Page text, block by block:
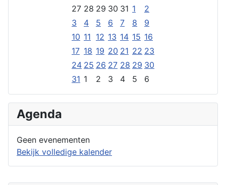
27 28 29 30 31 1
2
3
4 5 6 7 8
9
10 11 12 13 14 15 16
17 18 19 20 21 22 23
24 25 26 27 28 29 30
31 1 2 3 4 5 6
Agenda
Geen evenementen
Bekijk volledige kalender